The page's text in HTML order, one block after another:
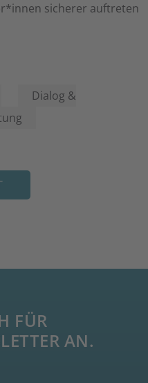
sicherer auftreten
Dialog &
FÜR
AN.